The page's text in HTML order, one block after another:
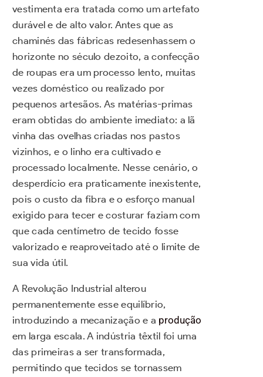
vestimenta era tratada como um artefato
durável e de alto valor. Antes que as
chaminés das fábricas redesenhassem o
horizonte no século dezoito, a confecção
de roupas era um processo lento, muitas
vezes doméstico ou realizado por
pequenos artesãos. As matérias-primas
eram obtidas do ambiente imediato: a lã
vinha das ovelhas criadas nos pastos
vizinhos, e o linho era cultivado e
processado localmente. Nesse cenário, o
desperdício era praticamente inexistente,
pois o custo da fibra e o esforço manual
exigido para tecer e costurar faziam com
que cada centímetro de tecido fosse
valorizado e reaproveitado até o limite de
sua vida útil.
A Revolução Industrial alterou
permanentemente esse equilíbrio,
introduzindo a mecanização e a produção
em larga escala. A indústria têxtil foi uma
das primeiras a ser transformada,
permitindo que tecidos se tornassem